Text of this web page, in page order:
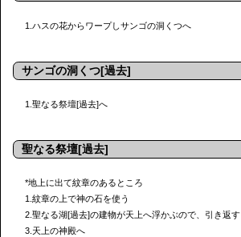
1.ハスの花からワープしサンゴの洞くつへ
サンゴの洞くつ[過去]
1.聖なる祭壇[過去]へ
聖なる祭壇[過去]
*地上に出て紋章のあるところ
1.紋章の上で神の石を使う
2.聖なる湖[過去]の建物が天上へ浮かぶので、引き返す
3.天上の神殿へ